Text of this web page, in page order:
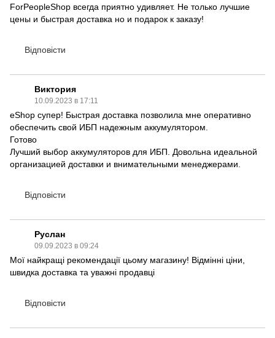
ForPeopleShop всегда приятно удивляет. Не только лучшие
цены и быстрая доставка но и подарок к заказу!
Відповісти
Виктория
10.09.2023 в 17:11
eShop супер! Быстрая доставка позволила мне оперативно
обеспечить свой ИБП надежным аккумулятором.
Готово
Лучший выбор аккумуляторов для ИБП. Довольна идеальной
организацией доставки и внимательными менеджерами.
Відповісти
Руслан
09.09.2023 в 09:24
Мої найкращі рекомендації цьому магазину! Відмінні ціни,
швидка доставка та уважні продавці
Відповісти